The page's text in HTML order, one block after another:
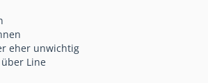
eher unwichtig
Line